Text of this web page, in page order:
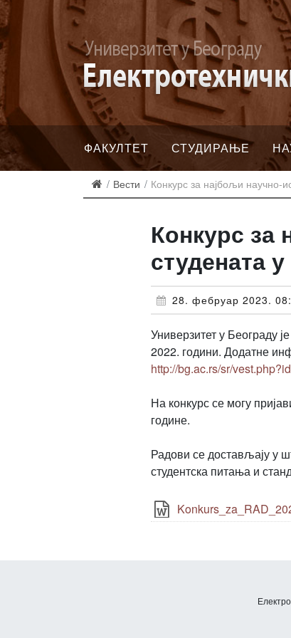
ФАКУЛТЕТ СТУДИРАЊЕ
Вести Конкурс за најбољи научно-
Конкурс за
студената
28. фебруар 2023.
Универзитет у Београду
2022. години. Додатне
http://bg.ac.rs/sr/
На конкурс се могу
године.
Радови се достављају у
студентска питања и